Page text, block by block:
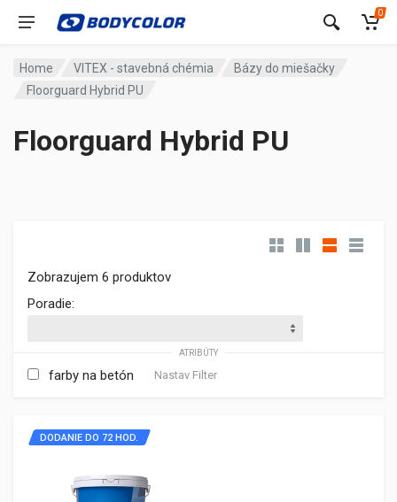
0
Home VITEX - stavebná chémia
Bázy do miešačky
Floorguard Hybrid PU
Floorguard Hybrid PU
Zobrazujem 6 produktov
Poradie:
ATRIBÚTY
farby na betón Nastav Filter
DODANIE DO 72 HOD.